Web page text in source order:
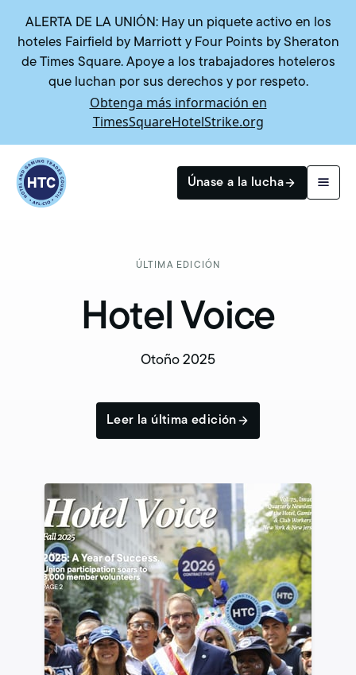
ALERTA DE LA UNIÓN: Hay un piquete activo en los
hoteles Fairfield by Marriott y Four Points by Sheraton
de Times Square. Apoye a los trabajadores hoteleros
que luchan por sus derechos y por respeto.
Obtenga más información en
TimesSquareHotelStrike.org
Return to homepage
Únase a la lucha
ÚLTIMA EDICIÓN
Hotel Voice
Otoño 2025
Leer la última edición